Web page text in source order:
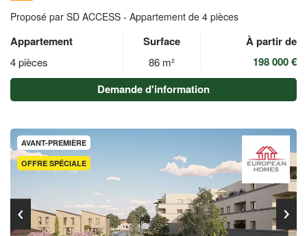
Proposé par SD ACCESS - Appartement de 4 pièces
Appartement Surface À partir de
4 pièces 86 m²
198 000 €
Demande d'information
OFFRE SPÉCIALE
AVANT-PREMIÈRE